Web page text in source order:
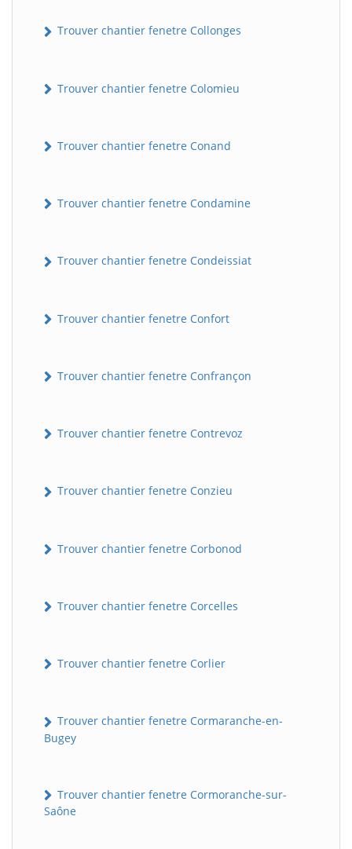
Trouver chantier fenetre Collonges
Trouver chantier fenetre Colomieu
Trouver chantier fenetre Conand
Trouver chantier fenetre Condamine
Trouver chantier fenetre Condeissiat
Trouver chantier fenetre Confort
Trouver chantier fenetre Confrançon
Trouver chantier fenetre Contrevoz
Trouver chantier fenetre Conzieu
Trouver chantier fenetre Corbonod
Trouver chantier fenetre Corcelles
Trouver chantier fenetre Corlier
Trouver chantier fenetre Cormaranche-en-
Bugey
Trouver chantier fenetre Cormoranche-sur-
Saône